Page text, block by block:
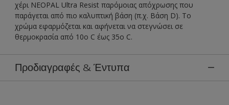
χέρι NEOPAL Ultra Resist παρόμοιας απόχρωσης που
παράγεται από πιο καλυπτική βάση (π.χ. Βάση D). Το
χρώμα εφαρμόζεται και αφήνεται να στεγνώσει σε
θερμοκρασία από 10ο C έως 35o C.
Προδιαγραφές & Έντυπα